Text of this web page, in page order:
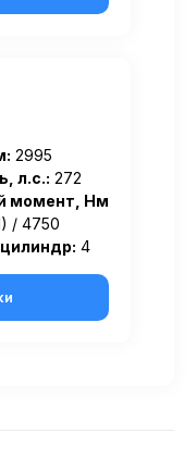
2995
л.с.: 272
момент, Нм
/ 4750
4